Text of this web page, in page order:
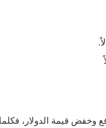
وخفض قيمة الدولار،